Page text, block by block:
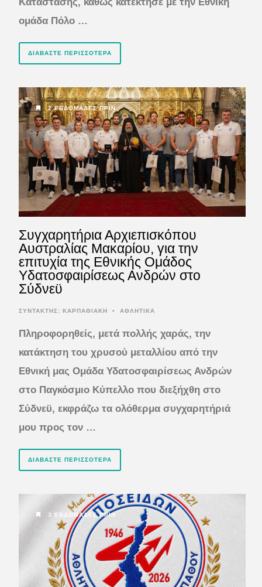
ομάδα Πόλο …
ΔΙΑΒΆΣΤΕ ΠΕΡΙΣΣΌΤΕΡΑ
2 ΕΒΔΟΜΆΔΕΣ ΠΡΙΝ
Συγχαρητήρια Αρχιεπισκόπου
Αυστραλίας Μακαρίου, για την
επιτυχία της Εθνικής Ομάδος
Υδατοσφαιρίσεως Ανδρών στο
Σύδνεϋ
ΣΥΝΤΆΚΤΗΣ: ΚΑΡΠΑΘΙΑΚΗ • ΑΘΛΗΤΙΚΑ
Πληροφορηθείς, μετά πολλής χαράς, την
κατάκτηση του χρυσού μεταλλίου από την
Εθνική μας Ομάδα Υδατοσφαιρίσεως Ανδρών
στο Παγκόσμιο Κύπελλο που διεξήχθη στο
Σύδνεϋ, εκφράζω τα ολόθερμα συγχαρητήριά
μου προς τον …
ΔΙΑΒΆΣΤΕ ΠΕΡΙΣΣΌΤΕΡΑ
3 ΕΒΔΟΜΆΔΕΣ ΠΡΙΝ